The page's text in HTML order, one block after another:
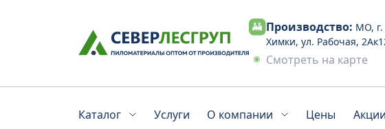
Производство: МО, г.
Химки, ул. Рабочая,
Смотреть на карте
Каталог Услуги О компании Цены Акции